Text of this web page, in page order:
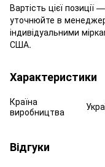
Вартість цієї позиції
уточнюйте в
індивідуальними
США.
Характеристики
Країна
виробництва
Відгуки